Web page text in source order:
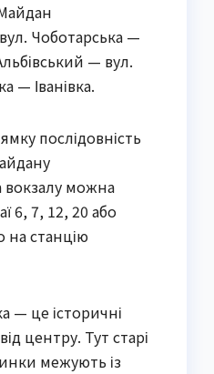
Чоботарська —
— вул.
— Іванівка.
послідовність
вокзалу можна
6, 7, 12, 20 або
на станцію
— це історичні
центру. Тут старі
межують із